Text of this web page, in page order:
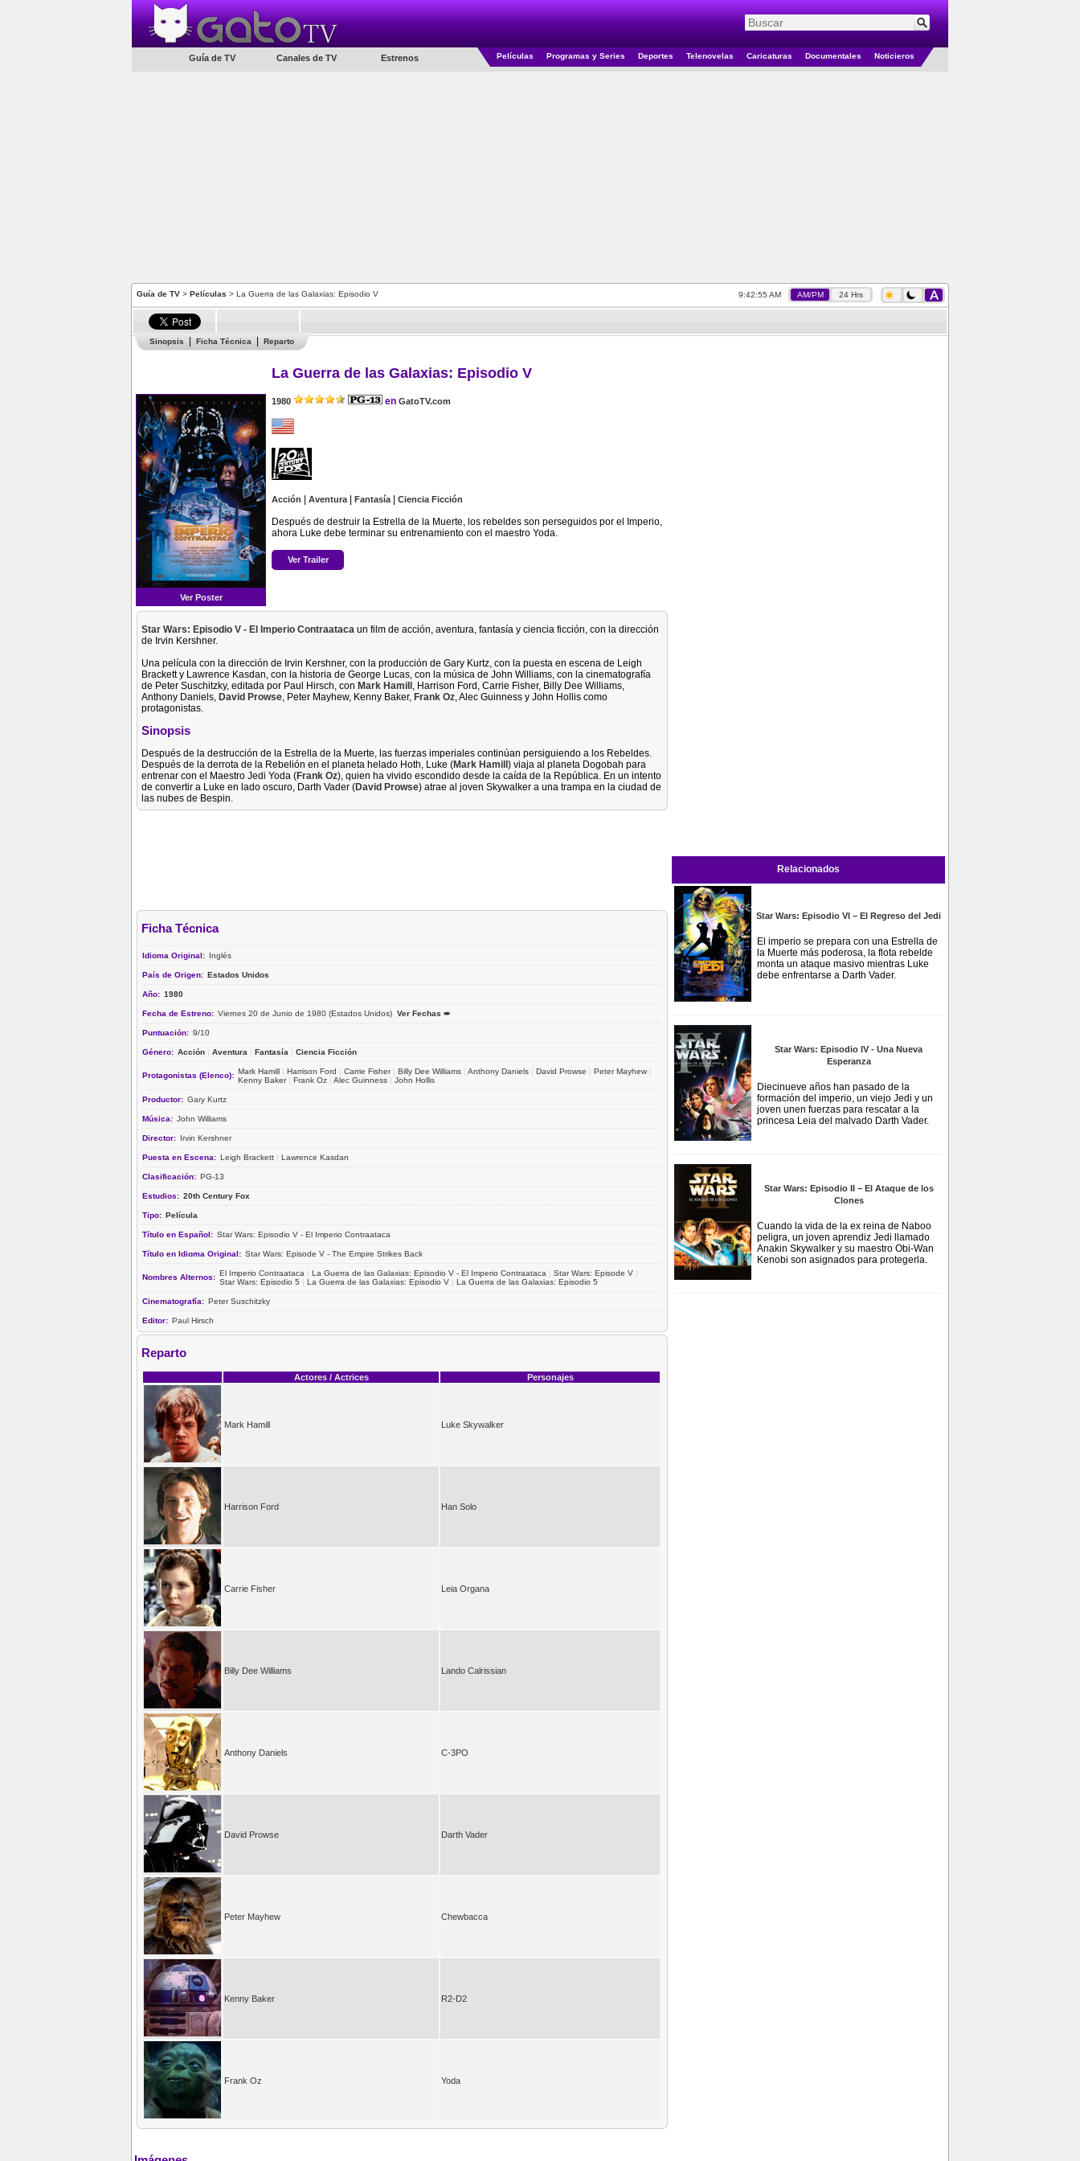
Guía de TV Canales de TV Estrenos Películas Programas y Series Deportes Telenovelas Caricaturas Documentales Noticieros
Guía de TV > Películas > La Guerra de las Galaxias: Episodio V 9:42:56 AM AM/PM 24 Hrs
Sinopsis Ficha Técnica Reparto
La Guerra de las Galaxias: Episodio V
Ver Poster
1980 en GatoTV.com
Acción Aventura| Fantasía| Ciencia Ficción
Después de destruir la Estrella de la Muerte, los rebeldes son perseguidos por el Imperio,
ahora Luke debe terminar su entrenamiento con el maestro Yoda.
Ver Trailer
Star Wars: Episodio V - El Imperio Contraataca un film de acción, aventura, fantasía y ciencia ficción, con la dirección
de Irvin Kershner.
Una película con la dirección de Irvin Kershner, con la producción de Gary Kurtz, con la puesta en escena de Leigh
Brackett y Lawrence Kasdan, con la historia de George Lucas, con la música de John Williams, con la cinematografía
de Peter Suschitzky, editada por Paul Hirsch, con Mark Hamill , Harrison Ford, Carrie Fisher, Billy Dee Williams,
Anthony Daniels, David Prowse, Peter Mayhew, Kenny Baker, Frank Oz, Alec Guinness y John Hollis como
protagonistas.
Sinopsis
Después de la destrucción de la Estrella de la Muerte, las fuerzas imperiales continúan persiguiendo a los Rebeldes.
Después de la derrota de la Rebelión en el planeta helado Hoth, Luke (Mark Hamill) viaja al planeta Dogobah para
entrenar con el Maestro Jedi Yoda (Frank Oz), quien ha vivido escondido desde la caída de la República. En un intento
de convertir a Luke en lado oscuro, Darth Vader (David Prowse) atrae al joven Skywalker a una trampa en la ciudad de
las nubes de Bespin.
Ficha Técnica
Idioma Original: Inglés
País de Origen: Estados Unidos
Año: 1980
Fecha de Estreno: Viernes 20 de Junio de 1980 (Estados Unidos) Ver Fechas ➨
Puntuación: 9/10
Género: Acción | Aventura | Fantasía | Ciencia Ficción
Protagonistas (Elenco): Mark Hamill | Harrison Ford | Carrie Fisher| Billy Dee Williams | Anthony Daniels | David Prowse | Peter Mayhew |
Kenny Baker| Frank Oz | Alec Guinness | John Hollis
Productor: Gary Kurtz
Música: John Williams
Director: Irvin Kershner
Puesta en Escena: Leigh Brackett | Lawrence Kasdan
Clasificación: PG-13
Estudios: 20th Century Fox
Tipo: Película
Título en Español: Star Wars: Episodio V - El Imperio Contraataca
Título en Idioma Original: Star Wars: Episode V - The Empire Strikes Back
Nombres Alternos: El Imperio Contraataca | La Guerra de las Galaxias: Episodio V - El Imperio Contraataca | Star Wars: Episode V |
Star Wars: Episodio 5 | La Guerra de las Galaxias: Episodio V | La Guerra de las Galaxias: Episodio 5
Cinematografía: Peter Suschitzky
Editor: Paul Hirsch
Reparto
Actores / Actrices Personajes
Mark Hamill Luke Skywalker
Harrison Ford Han Solo
Carrie Fisher Leia Organa
Billy Dee Williams Lando Calrissian
Anthony Daniels C-3PO
David Prowse Darth Vader
Peter Mayhew Chewbacca
Kenny Baker R2-D2
Frank Oz Yoda
Relacionados
Star Wars: Episodio VI – El Regreso del Jedi
El imperio se prepara con una Estrella de
la Muerte más poderosa, la flota rebelde
monta un ataque masivo mientras Luke
debe enfrentarse a Darth Vader.
Star Wars: Episodio IV - Una Nueva
Esperanza
Diecinueve años han pasado de la
formación del imperio, un viejo Jedi y un
joven unen fuerzas para rescatar a la
princesa Leia del malvado Darth Vader.
Star Wars: Episodio II – El Ataque de los
Clones
Cuando la vida de la ex reina de Naboo
peligra, un joven aprendiz Jedi llamado
Anakin Skywalker y su maestro Obi-Wan
Kenobi son asignados para protegerla.